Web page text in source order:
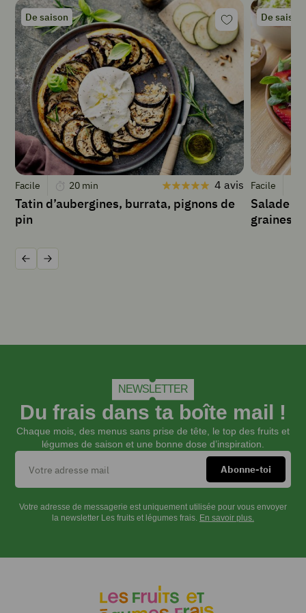
pommes
(royal
gala,
honey
crunch,
ou
golden)
4
feuilles
de
brick
2
à
miel
20
cl
de
crème
liquide
1
pincée
de
cannelle
De saison
Facile 20 min 4 avis
Tatin d’aubergines, burrata, pignons de
pin
De saison
Facile
Salade
graines
Précédent
Suivant
NEWSLETTER
Du frais dans ta boîte mail !
Chaque mois, des menus sans prise de tête, le top des fruits et
légumes de saison et une bonne dose d’inspiration.
Votre adresse de messagerie est uniquement utilisée pour vous envoyer
la newsletter Les fruits et légumes frais. En savoir plus.